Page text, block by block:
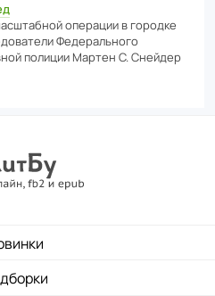
операции в городке
Феде­раль­ного
полиции Мартен С. Снейдер